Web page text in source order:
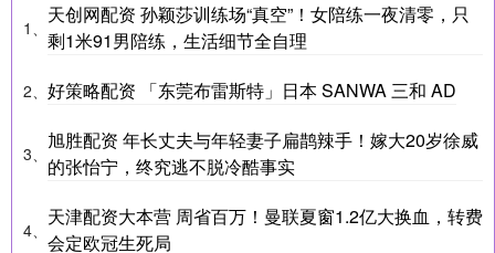
1、
天创网配资 孙颖莎训练场“真空”！女陪练一夜清零，只
剩1米91男陪练，生活细节全自理
2、 好策略配资 「东莞布雷斯特」日本 SANWA 三和 AD
3、
旭胜配资 年长丈夫与年轻妻子扁鹊辣手！嫁大20岁徐威
的张怡宁，终究逃不脱冷酷事实
4、
天津配资大本营 周省百万！曼联夏窗1.2亿大换血，转费
会定欧冠生死局